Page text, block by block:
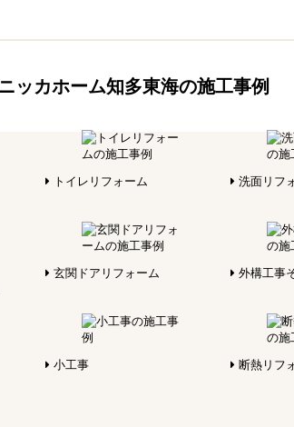
ッカホーム知多東海の施工事例
トイレリフォーム 洗面リフ
玄関ドアリフォーム 外構工事
小工事 断熱リフ